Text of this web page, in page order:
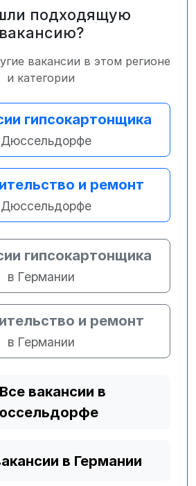
подходящую
вакансию?
вакансии в этом регионе
и категории
гипсокартонщика
Дюссельдорфе
и ремонт
Дюссельдорфе
гипсокартонщика
в Германии
и ремонт
в Германии
Все вакансии в
в Германии